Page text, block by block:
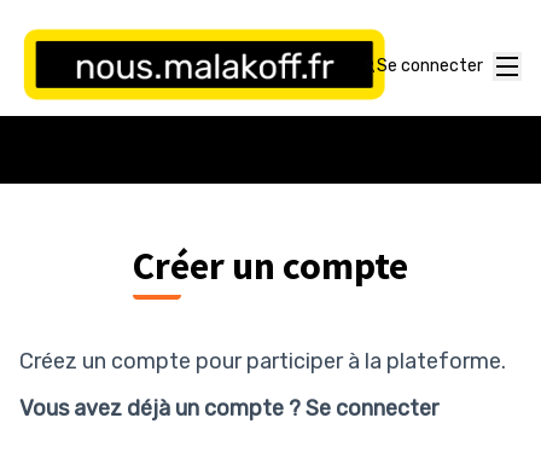
Se connecter
Créer un compte
Créez un compte pour participer à la plateforme.
Vous avez déjà un compte ?Se connecter